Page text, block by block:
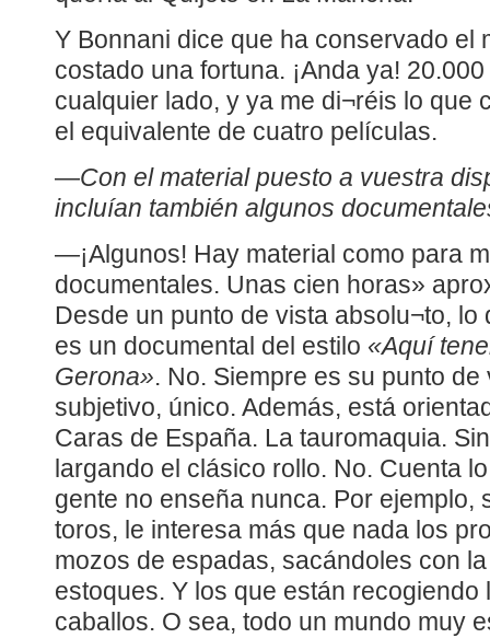
Y Bonnani dice que ha conservado el
costado una fortuna. ¡Anda ya!
cualquier lado, y ya me di¬réis lo que
el equivalente de cuatro películas.
—Con el material puesto a vuestra
incluían también algunos
—¡Algunos! Hay material como para
documentales. Unas cien horas»
Desde un punto de vista absolu¬to,
es un documental del estilo «Aquí
Gerona». No. Siempre es su punto
subjetivo, único. Además, está
Caras de España. La tauromaquia.
largando el clásico rollo. No. Cuenta
gente no enseña nunca. Por ejemplo,
toros, le interesa más que nada los
mozos de espadas, sacándoles con
estoques. Y los que están recogiendo
caballos. O sea, todo un mundo muy